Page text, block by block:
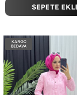
SEPETE
KARGO
BEDAVA